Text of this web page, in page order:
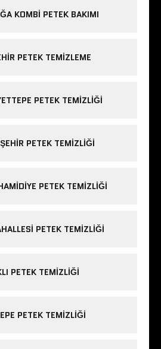
KOMBI PETEK BAKIMI
PETEK TEMIZLEME
PETEK TEMIZLIĞI
PETEK TEMIZLIĞI
PETEK TEMIZLIĞI
PETEK TEMIZLIĞI
PETEK TEMIZLIĞI
PETEK TEMIZLIĞI